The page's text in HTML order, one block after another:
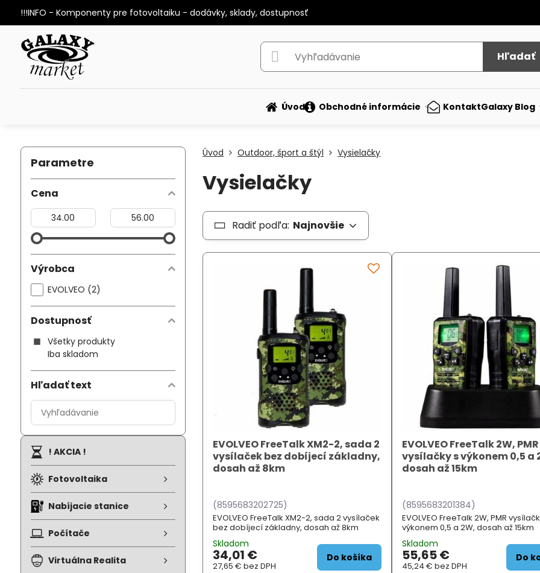
!!!INFO - Komponenty pre fotovoltaiku - dodávky, sklady, dostupnosť
Hľadať
Úvod Obchodné informácie KontaktGalaxy Blog
Úvod Outdoor, šport a štýl Vysielačky
Vysielačky
Radiť podľa: Najnovšie
EVOLVEO FreeTalk XM2-2, sada 2
vysílaček bez dobíjecí základny,
dosah až 8km
(8595683202725)
EVOLVEO FreeTalk XM2-2, sada 2 vysílaček
bez dobíjecí základny, dosah až 8km
Skladom
34,01 €
27,65 €bez DPH
Do košíka
EVOLVEO FreeTalk 2W, PMR
vysílačky s výkonem 0,5 a
dosah až 15km
(8595683201384)
EVOLVEO FreeTalk 2W, PMR
výkonem 0,5 a 2W, dosah až 15km
Skladom
55,65 €
45,24 €bez DPH
Do
Parametre
Cena
Od:
Do:
Výrobca
EVOLVEO (2)
Dostupnosť
Všetky produkty
Iba skladom
Hľadať text
Prehľadať
výsledky
filtra
fulltextom
! AKCIA !
Fotovoltaika
Nabíjacie stanice
Počítače
Virtuálna Realita